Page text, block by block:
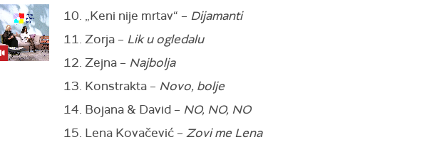
10. „Keni nije mrtav“ – Dijamanti
11. Zorja – Lik u ogledalu
12. Zejna – Najbolja
13. Konstrakta – Novo, bolje
14. Bojana & David – NO, NO, NO
15. Lena Kovačević – Zovi me Lena